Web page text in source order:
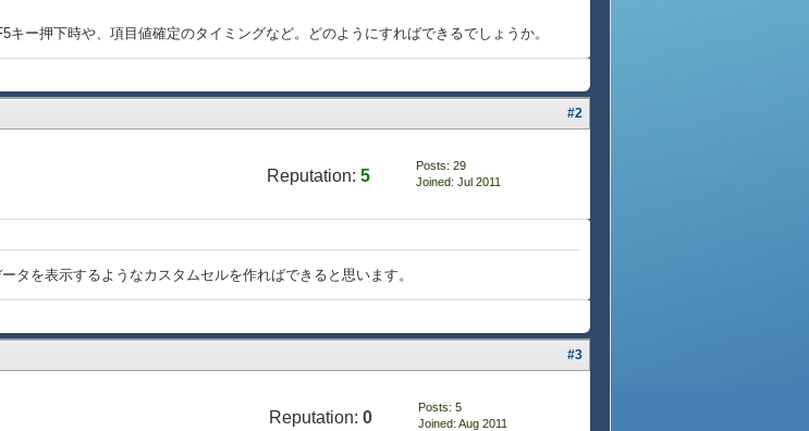
ー押下時や、項目値確定のタイミングなど。どのようにすればできるでしょうか。
#2
Reputation: 5
Posts: 29
Joined: Jul 2011
タを表示するようなカスタムセルを作ればできると思います。
#3
Reputation: 0
Posts: 5
Joined: Aug 2011